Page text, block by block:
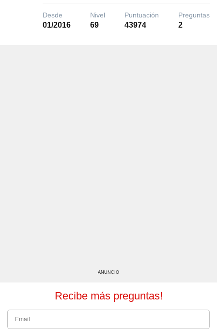
Desde
01/2016
Nivel
69
Puntuación
43974
Preguntas
2
ANUNCIO
Recibe más preguntas!